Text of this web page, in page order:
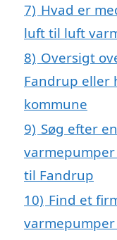
7) Hvad er
luft til luft
8) Oversigt
Fandrup eller
kommune
9) Søg efter
til Fandrup
10) Find et